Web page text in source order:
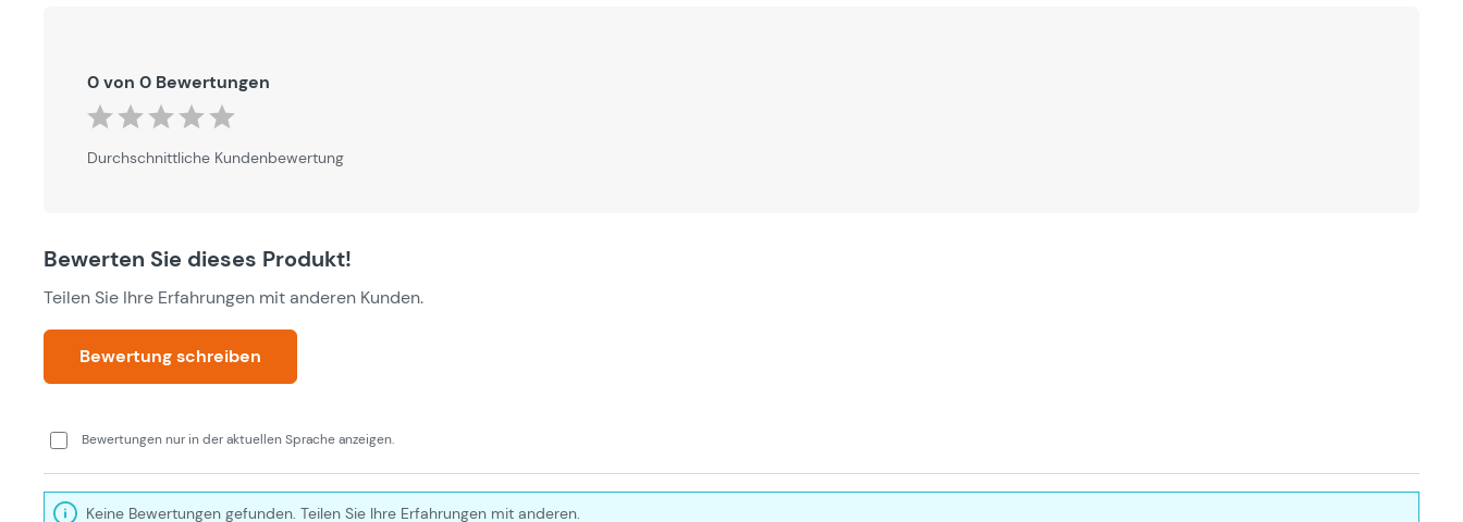
0 von 0 Bewertungen
Durchschnittliche Bewertung von 0 von 5 Sternen
Durchschnittliche Kundenbewertung
Bewerten Sie dieses Produkt!
Teilen Sie Ihre Erfahrungen mit anderen Kunden.
Bewertung schreiben
Bewertungen nur in der aktuellen Sprache anzeigen.
Keine Bewertungen gefunden. Teilen Sie Ihre Erfahrungen mit anderen.